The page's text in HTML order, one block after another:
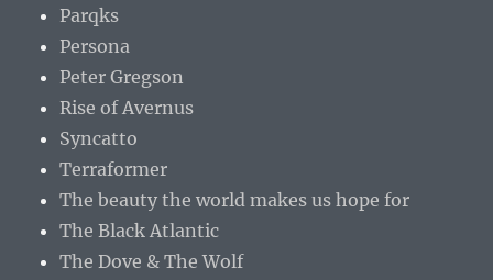
Parqks
Persona
Peter Gregson
Rise of Avernus
Syncatto
Terraformer
The beauty the world makes us hope for
The Black Atlantic
The Dove & The Wolf